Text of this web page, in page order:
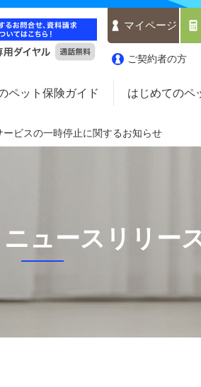
マイページ
ご契約者の方
ペット保険ガイド はじめてのペ
ビスの一時停止に関するお知らせ
ュースリリー